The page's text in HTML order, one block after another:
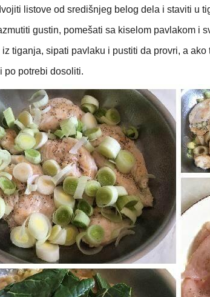
listove od središnjeg belog dela i staviti u
gustin, pomešati sa kiselom pavlakom i
tiganja, sipati pavlaku i pustiti da provri, a
po potrebi dosoliti.